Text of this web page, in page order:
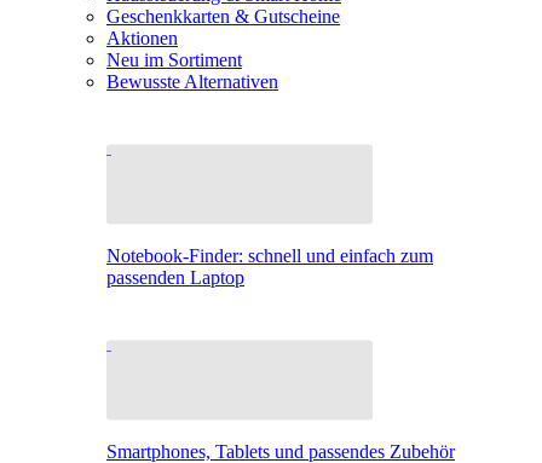
Geschenkkarten & Gutscheine
Aktionen
Neu im Sortiment
Bewusste Alternativen
Notebook-Finder: schnell und einfach zum
passenden Laptop
Smartphones, Tablets und passendes Zubehör